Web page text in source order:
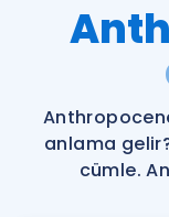
Katılımcı
Faydalı
Ücretsiz
anlama
cümle.